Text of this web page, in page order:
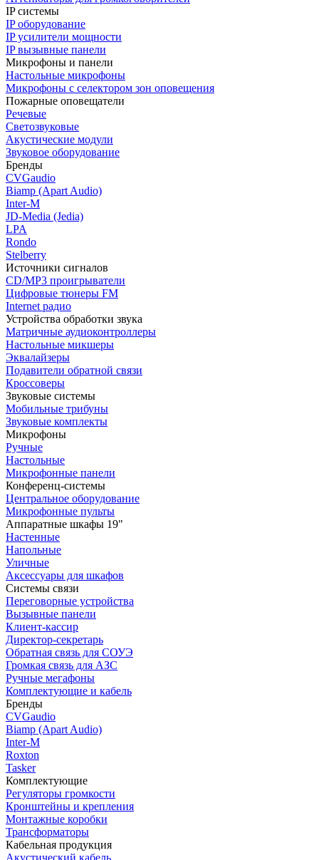
IP системы
IP оборудование
IP усилители мощности
IP вызывные панели
Микрофоны и панели
Настольные микрофоны
Микрофоны с селектором зон оповещения
Пожарные оповещатели
Речевые
Светозвуковые
Акустические модули
Звуковое оборудование
Бренды
CVGaudio
Biamp (Apart Audio)
Inter-M
JD-Media (Jedia)
LPA
Rondo
Stelberry
Источники сигналов
CD/MP3 проигрыватели
Цифровые тюнеры FM
Internet радио
Устройства обработки звука
Матричные аудиоконтроллеры
Настольные микшеры
Эквалайзеры
Подавители обратной связи
Кроссоверы
Звуковые системы
Мобильные трибуны
Звуковые комплекты
Микрофоны
Ручные
Настольные
Микрофонные панели
Конференц-системы
Центральное оборудование
Микрофонные пульты
Аппаратные шкафы 19"
Настенные
Напольные
Уличные
Аксессуары для шкафов
Системы связи
Переговорные устройства
Вызывные панели
Клиент-кассир
Директор-секретарь
Обратная связь для СОУЭ
Громкая связь для АЗС
Ручные мегафоны
Комплектующие и кабель
Бренды
CVGaudio
Biamp (Apart Audio)
Inter-M
Roxton
Tasker
Комплектующие
Регуляторы громкости
Кронштейны и крепления
Монтажные коробки
Трансформаторы
Кабельная продукция
Акустический кабель